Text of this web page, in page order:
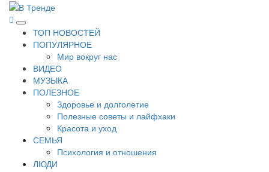
Перейти
содержимому
В Тренде
Самые свежие новости интернета
Основное
меню
ТОП НОВОСТЕЙ
ПОПУЛЯРНОЕ
Мир вокруг нас
ВИДЕО
МУЗЫКА
ПОЛЕЗНОЕ
Здоровье и долголетие
Полезные советы и лайфхаки
Красота и уход
СЕМЬЯ
Психология и отношения
ЛЮДИ